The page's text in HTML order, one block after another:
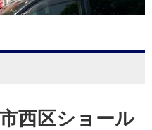
西区ショール